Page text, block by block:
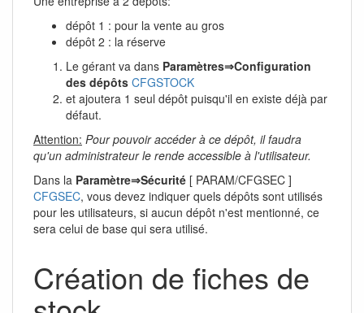
dépôt 1 : pour la vente au gros
dépôt 2 : la réserve
Le gérant va dans Paramètres⇒Configuration
des dépôts CFGSTOCK
et ajoutera 1 seul dépôt puisqu'il en existe déjà par
défaut.
Attention: Pour pouvoir accéder à ce dépôt, il faudra
qu'un administrateur le rende accessible à l'utilisateur.
Dans la Paramètre⇒Sécurité [ PARAM/CFGSEC ]
CFGSEC, vous devez indiquer quels dépôts sont utilisés
pour les utilisateurs, si aucun dépôt n'est mentionné, ce
sera celui de base qui sera utilisé.
Création de fiches de